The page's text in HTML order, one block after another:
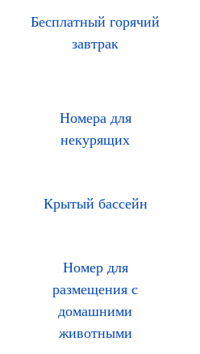
Бесплатный горячий
завтрак
Номера для
некурящих
Крытый бассейн
Номер для
размещения с
домашними
животными